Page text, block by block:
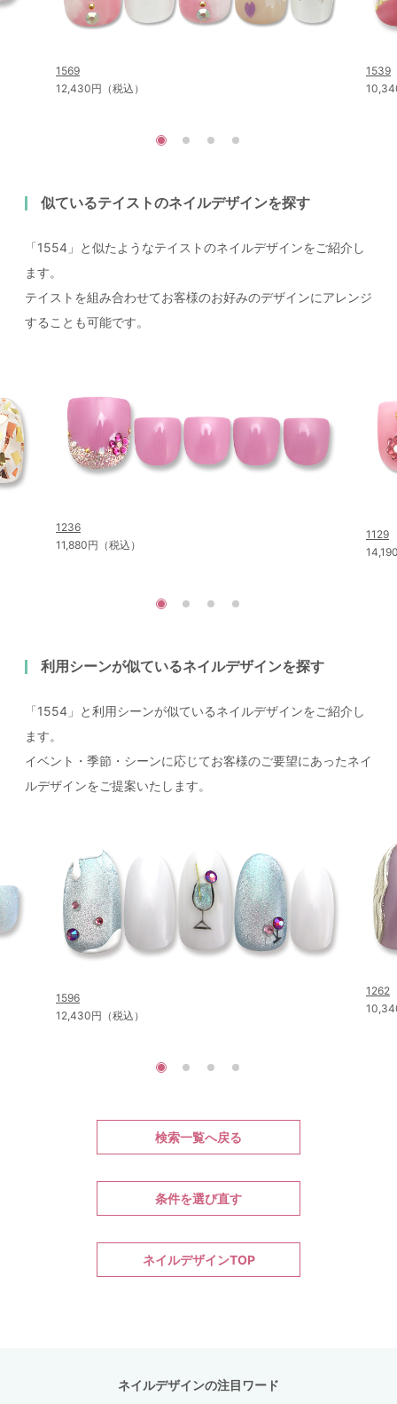
1569
12,430円（税込）
1539
似ているテイストのネイルデザインを探す
「1554」と似たようなテイストのネイルデザインをご紹介し
ます。
テイストを組み合わせてお客様のお好みのデザインにアレンジ
することも可能です。
1236
11,880円（税込）
1129
利用シーンが似ているネイルデザインを探す
「1554」と利用シーンが似ているネイルデザインをご紹介し
ます。
イベント・季節・シーンに応じてお客様のご要望にあったネイ
ルデザインをご提案いたします。
1596
12,430円（税込）
1262
検索一覧へ戻る
条件を選び直す
ネイルデザインTOP
ネイルデザインの注目ワード